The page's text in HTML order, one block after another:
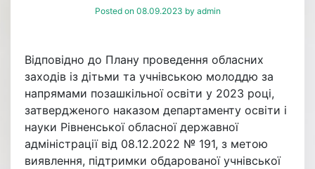
Posted on 08.09.2023 by admin
Відповідно до Плану проведення обласних
заходів із дітьми та учнівською молоддю за
напрямами позашкільної освіти у 2023 році,
затвердженого наказом департаменту освіти і
науки Рівненської обласної державної
адміністрації від 08.12.2022 № 191, з метою
виявлення, підтримки обдарованої учнівської